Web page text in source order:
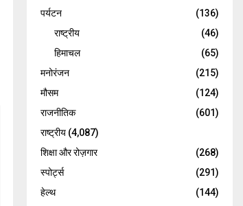
पर्यटन
(136)
राष्ट्रीय
(46)
हिमाचल
(65)
मनोरंजन
(215)
मौसम
(124)
राजनीतिक
(601)
राष्ट्रीय (4,087)
शिक्षा और रोज़गार
(268)
स्पोर्ट्स
(291)
हेल्थ
(144)